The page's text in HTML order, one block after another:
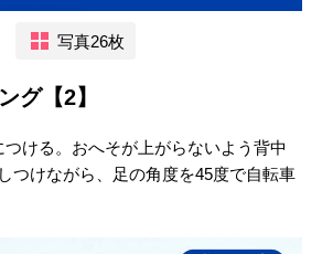
写真26枚
グ【2】
つける。おへそが上がらないよう背中
つけながら、足の角度を45度で自転車